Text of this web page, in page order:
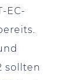
EC-
sollten